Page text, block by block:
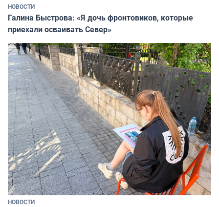
НОВОСТИ
Галина Быстрова: «Я дочь фронтовиков, которые
приехали осваивать Север»
НОВОСТИ